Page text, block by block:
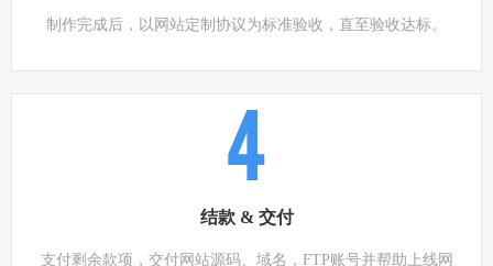
制作完成后，以网站定制协议为标准验收，直至验收达标。
4
结款 & 交付
支付剩余款项，交付网站源码、域名，FTP账号并帮助上线网